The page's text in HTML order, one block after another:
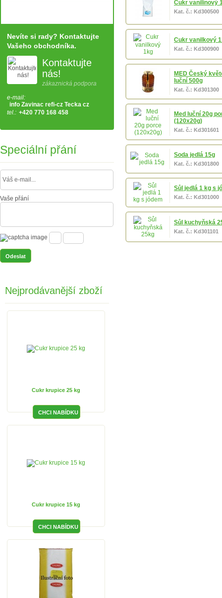
Cukr vanilinový
Kat. č.: Kd300500
Cukr vanilkový
Kat. č.: Kd300900
MED Český
luční 500g
Kat. č.: Kd301300
Med luční 20g
(120x20g)
Kat. č.: Kd301601
Soda jedlá 15g
Kat. č.: Kd301800
Sůl jedlá 1 kg s
Kat. č.: Kd301000
Sůl kuchyňská
Kat. č.: Kd301101
Nevíte si rady? Kontaktujte
Vašeho obchodníka.
Kontaktujte
nás!
zákaznická podpora
e-mail:
info Zavinac refi-cz Tecka cz
tel.: +420 770 168 458
Speciální přání
Vaše přání
Nejprodávanější zboží
Cukr krupice 25 kg
Cukr krupice 15 kg